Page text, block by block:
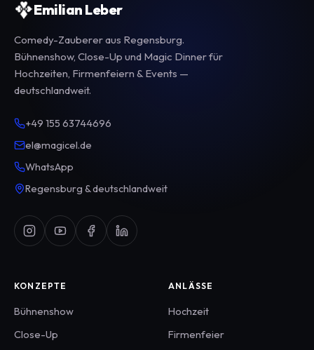
Emilian Leber
Comedy-Zauberer aus Regensburg.
Bühnenshow, Close-Up und Magic Dinner für
Hochzeiten, Firmenfeiern & Events —
deutschlandweit.
+49 155 63744696
el@magicel.de
WhatsApp
Regensburg & deutschlandweit
KONZEPTE
Bühnenshow
Close-Up
ANLÄSSE
Hochzeit
Firmenfeier